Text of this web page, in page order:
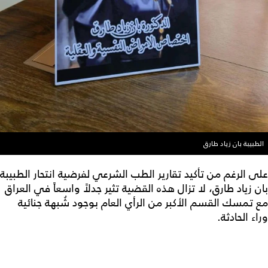
الطبيبة بان زياد طارق
على الرغم من تأكيد تقارير الطب الشرعي لفرضية انتحار الطبيبة
بان زياد طارق، لا تزال هذه القضية تثير جدلاً واسعاً في العراق
مع تمسك القسم الأكبر من الرأي العام بوجود شُبهة جنائية
وراء الحادثة.